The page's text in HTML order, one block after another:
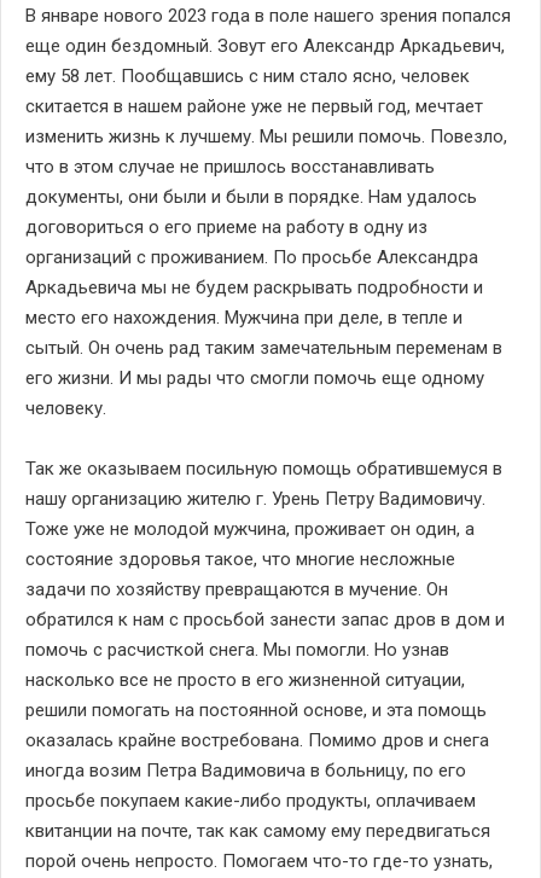
В январе нового 2023 года в поле нашего зрения попался
еще один бездомный. Зовут его Александр Аркадьевич,
ему 58 лет. Пообщавшись с ним стало ясно, человек
скитается в нашем районе уже не первый год, мечтает
изменить жизнь к лучшему. Мы решили помочь. Повезло,
что в этом случае не пришлось восстанавливать
документы, они были и были в порядке. Нам удалось
договориться о его приеме на работу в одну из
организаций с проживанием. По просьбе Александра
Аркадьевича мы не будем раскрывать подробности и
место его нахождения. Мужчина при деле, в тепле и
сытый. Он очень рад таким замечательным переменам в
его жизни. И мы рады что смогли помочь еще одному
человеку.
Так же оказываем посильную помощь обратившемуся в
нашу организацию жителю г. Урень Петру Вадимовичу.
Тоже уже не молодой мужчина, проживает он один, а
состояние здоровья такое, что многие несложные
задачи по хозяйству превращаются в мучение. Он
обратился к нам с просьбой занести запас дров в дом и
помочь с расчисткой снега. Мы помогли. Но узнав
насколько все не просто в его жизненной ситуации,
решили помогать на постоянной основе, и эта помощь
оказалась крайне востребована. Помимо дров и снега
иногда возим Петра Вадимовича в больницу, по его
просьбе покупаем какие-либо продукты, оплачиваем
квитанции на почте, так как самому ему передвигаться
порой очень непросто. Помогаем что-то где-то узнать,